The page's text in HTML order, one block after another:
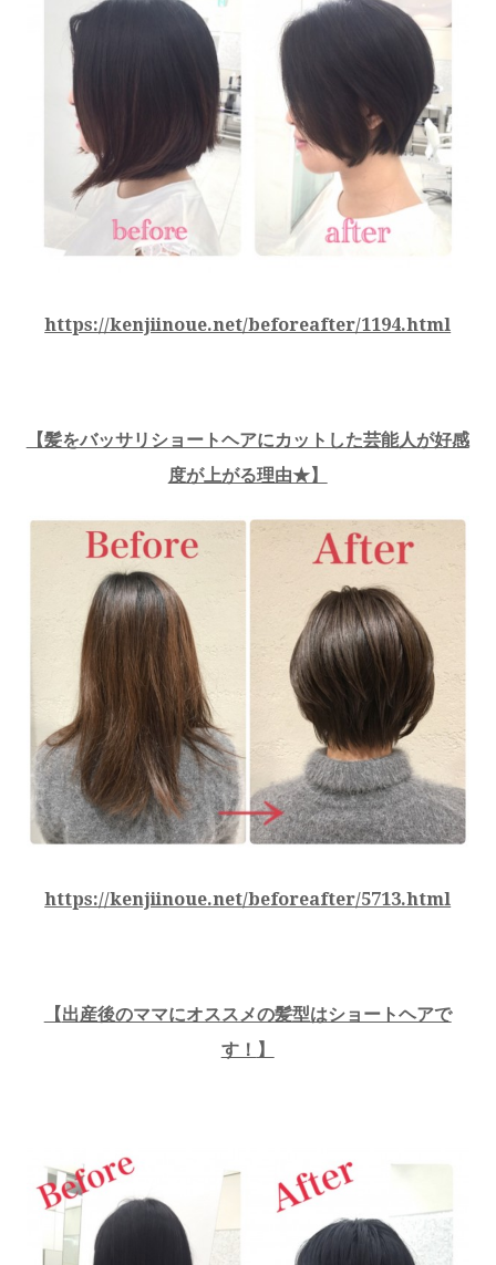
https://kenjiinoue.net/beforeafter/1194.html
【髪をバッサリショートヘアにカットした芸能人が好感
度が上がる理由★】
https://kenjiinoue.net/beforeafter/5713.html
【出産後のママにオススメの髪型はショートヘアで
す！ 】